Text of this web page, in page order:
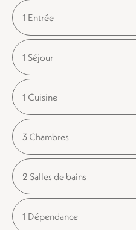
1 Entrée
1 Séjour
1 Cuisine
3 Chambres
2 Salles de bains
1 Dépendance